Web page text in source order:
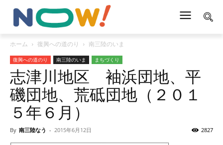
ホーム 復興への道のり 南三陸のいま
復興への道のり 南三陸のいま まちづくり
志津川地区 袖浜団地、平
磯団地、荒砥団地（２０１
５年６月）
By 南三陸なう - 2015年6月12日 2827